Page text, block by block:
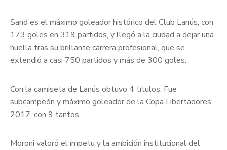
Sand es el máximo goleador histórico del Club Lanús, con
173 goles en 319 partidos, y llegó a la ciudad a dejar una
huella tras su brillante carrera profesional, que se
extendió a casi 750 partidos y más de 300 goles.
Con la camiseta de Lanús obtuvo 4 títulos. Fue
subcampeón y máximo goleador de la Copa Libertadores
2017, con 9 tantos.
Moroni valoró el ímpetu y la ambición institucional del